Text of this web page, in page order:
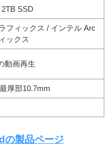
SSD
フィックス / インテル Arc
ックス
動画再生
厚部10.7mm
製品ページ